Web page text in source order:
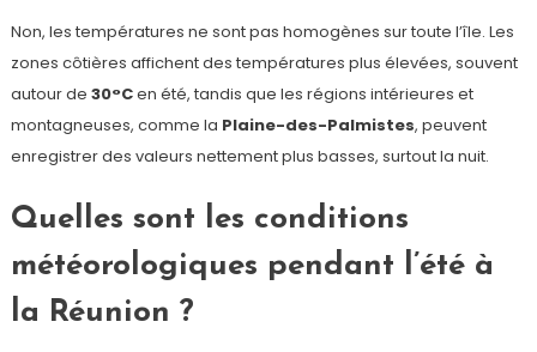
Non, les températures ne sont pas homogènes sur toute l’île. Les
zones côtières affichent des températures plus élevées, souvent
autour de 30°Cen été, tandis que les régions intérieures et
montagneuses, comme la Plaine-des-Palmistes, peuvent
enregistrer des valeurs nettement plus basses, surtout la nuit.
Quelles sont les conditions
météorologiques pendant l’été à
la Réunion ?